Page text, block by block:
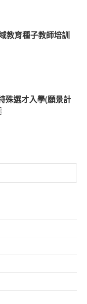
教育種子教師培訓
殊選才入學(願景計